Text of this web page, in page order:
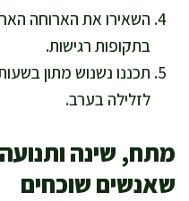
השאירו את הארוחה
בתקופות רגישות.
תכננו נשנוש מתון
לזלילה בערב.
מתח, שינה
שאנשים שוכחים